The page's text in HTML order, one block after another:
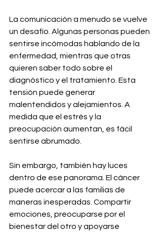
La comunicación a menudo se vuelve
un desafío. Algunas personas pueden
sentirse incómodas hablando de la
enfermedad, mientras que otras
quieren saber todo sobre el
diagnóstico y el tratamiento. Esta
tensión puede generar
malentendidos y alejamientos. A
medida que el estrés y la
preocupación aumentan, es fácil
sentirse abrumado.
Sin embargo, también hay luces
dentro de ese panorama. El cáncer
puede acercar a las familias de
maneras inesperadas. Compartir
emociones, preocuparse por el
bienestar del otro y apoyarse